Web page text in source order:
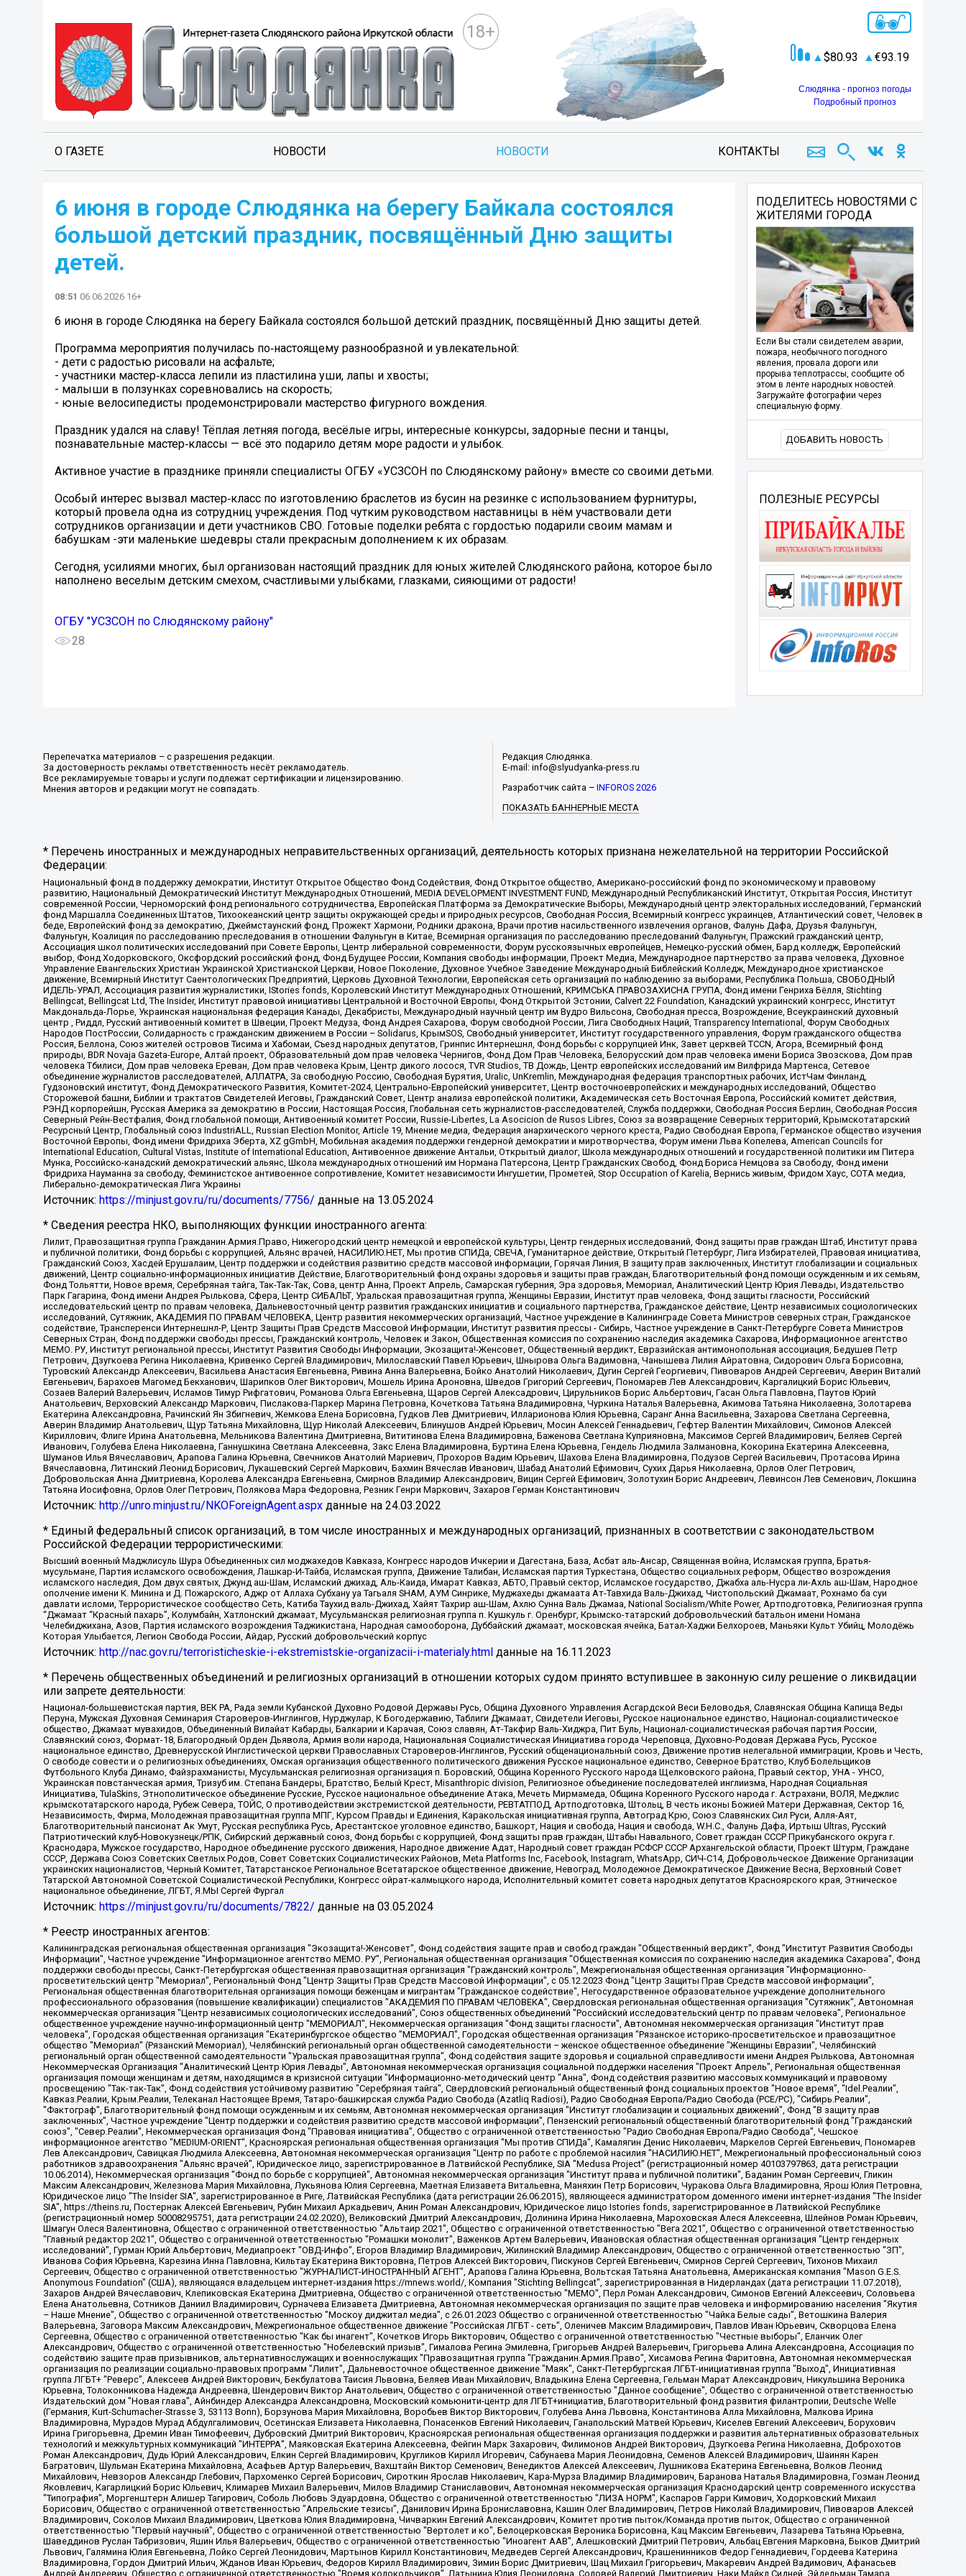
18+
80.93 93.19
Слюдянка - прогноз погоды
Подробный прогноз
О ГАЗЕТЕ НОВОСТИ НОВОСТИ КОНТАКТЫ
6 июня в городе Слюдянка на берегу Байкала состоялся
большой детский праздник, посвящённый Дню защиты
детей.
08:51 06.06.2026 16+
6 июня в городе Слюдянка на берегу Байкала состоялся большой детский праздник, посвящённый Дню защиты детей.
Программа мероприятия получилась по‑настоящему разнообразной и увлекательной:
- дети с радостью рисовали на асфальте;
- участники мастер‑класса лепили из пластилина уши, лапы и хвосты;
- малыши в ползунках соревновались на скорость;
- юные велосипедисты продемонстрировали мастерство фигурного вождения.
Праздник удался на славу! Тёплая летняя погода, весёлые игры, интересные конкурсы, задорные песни и танцы,
познавательные мастер‑классы — всё это подарило детям море радости и улыбок.
Активное участие в празднике приняли специалисты ОГБУ «УСЗСОН по Слюдянскому району» вместе со своими детьми.
Особый интерес вызвал мастер‑класс по изготовлению браслетов из бусин на резинке с использованием фурнитуры,
который провела одна из сотрудниц учреждения. Под чутким руководством наставницы в нём участвовали дети
сотрудников организации и дети участников СВО. Готовые поделки ребята с гордостью подарили своим мамам и
бабушкам -эти маленькие шедевры стали прекрасным дополнением к их образам.
Сегодня, усилиями многих, был организован настоящий праздник для юных жителей Слюдянского района, которое было
наполнено веселым детским смехом, счастливыми улыбками, глазками, сияющими от радости!
ОГБУ "УСЗСОН по Слюдянскому району"
28
ПОДЕЛИТЕСЬ НОВОСТЯМИ С
ЖИТЕЛЯМИ ГОРОДА
Если Вы стали свидетелем аварии,
пожара, необычного погодного
явления, провала дороги или
прорыва теплотрассы, сообщите об
этом в ленте народных новостей.
Загружайте фотографии через
специальную форму.
ДОБАВИТЬ НОВОСТЬ
ПОЛЕЗНЫЕ РЕСУРСЫ
Перепечатка материалов – с разрешения редакции.
За достоверность рекламы ответственность несёт рекламодатель.
Все рекламируемые товары и услуги подлежат сертификации и лицензированию.
Мнения авторов и редакции могут не совпадать.
Редакция Слюдянка.
E-mail: info@slyudyanka-press.ru
Разработчик сайта – INFOROS 2026
ПОКАЗАТЬ БАННЕРНЫЕ МЕСТА
* Перечень иностранных и международных неправительственных организаций, деятельность которых признана нежелательной на территории Российской
Федерации:
Национальный фонд в поддержку демократии, Институт Открытое Общество Фонд Содействия, Фонд Открытое общество, Американо-российский фонд по экономическому и правовому
развитию, Национальный Демократический Институт Международных Отношений, MEDIA DEVELOPMENT INVESTMENT FUND, Международный Республиканский Институт, Открытая Россия, Институт
современной России, Черноморский фонд регионального сотрудничества, Европейская Платформа за Демократические Выборы, Международный центр электоральных исследований, Германский
фонд Маршалла Соединенных Штатов, Тихоокеанский центр защиты окружающей среды и природных ресурсов, Свободная Россия, Всемирный конгресс украинцев, Атлантический совет, Человек в
беде, Европейский фонд за демократию, Джеймстаунский фонд, Прожект Хармони, Родники дракона, Врачи против насильственного извлечения органов, Фалунь Дафа, Друзья Фалуньгун,
Фалуньгун, Коалиция по расследованию преследования в отношении Фалуньгун в Китае, Всемирная организация по расследованию преследований Фалуньгун, Пражский гражданский центр,
Ассоциация школ политических исследований при Совете Европы, Центр либеральной современности, Форум русскоязычных европейцев, Немецко-русский обмен, Бард колледж, Европейский
выбор, Фонд Ходорковского, Оксфордский российский фонд, Фонд Будущее России, Компания свободы информации, Проект Медиа, Международное партнерство за права человека, Духовное
Управление Евангельских Христиан Украинской Христианской Церкви, Новое Поколение, Духовное Учебное Заведение Международный Библейский Колледж, Международное христианское
движение, Всемирный Институт Саентологических Предприятий, Церковь Духовной Технологии, Европейская сеть организаций по наблюдению за выборами, Республика Польша, СВОБОДНЫЙ
ИДЕЛЬ-УРАЛ, Ассоциация развития журналистики, IStories fonds, Королевский Институт Международных Отношений, КРИМСЬКА ПРАВОЗАХИСНА ГРУПА, Фонд имени Генриха Бёлля, Stichting
Bellingcat, Bellingcat Ltd, The Insider, Институт правовой инициативы Центральной и Восточной Европы, Фонд Открытой Эстонии, Calvert 22 Foundation, Канадский украинский конгресс, Институт
Макдональда-Лорье, Украинская национальная федерация Канады, Декабристы, Международный научный центр им Вудро Вильсона, Свободная пресса, Возрождение, Всеукраинский духовный
центр , Риддл, Русский антивоенный комитет в Швеции, Проект Медуза, Фонд Андрея Сахарова, Форум свободной России, Лига Свободных Наций, Transparеncy International, Форум Свободных
Народов ПостРоссии, Солидарность с гражданским движением в России – Solidarus, КрымSOS, Свободный университет, Институт государственного управления, Форум гражданского общества
Россия, Беллона, Союз жителей островов Тисима и Хабомаи, Съезд народных депутатов, Гринпис Интернешнл, Фонд борьбы с коррупцией Инк, Завет церквей TCCN, Агора, Всемирный фонд
природы, BDR Novaja Gazeta-Europe, Алтай проект, Образовательный дом прав человека Чернигов, Фонд Дом Прав Человека, Белорусский дом прав человека имени Бориса Звозскова, Дом прав
человека Тбилиси, Дом прав человека Ереван, Дом прав человека Крым, Центр дикого лосося, TVR Studios, ТВ Дождь, Центр европейских исследований им Вилфрида Мартенса, Сетевое
объединение журналистов расследователей, АЛЛАТРА, За свободную Россию, Свободная Бурятия, Uralic, UnKremlin, Международная федерация транспортных рабочих, ИстЧам Финланд,
Гудзоновский институт, Фонд Демократического Развития, Комитет-2024, Центрально-Европейский университет, Центр восточноевропейских и международных исследований, Общество
Сторожевой башни, Библии и трактатов Свидетелей Иеговы, Гражданский Совет, Центр анализа европейской политики, Академическая сеть Восточная Европа, Российский комитет действия,
РЭНД корпорейшн, Русская Америка за демократию в России, Настоящая Россия, Глобальная сеть журналистов-расследователей, Служба поддержки, Свободная Россия Берлин, Свободная Россия
Северный Рейн-Вестфалия, Фонд глобальной помощи, Антивоенный комитет России, Russie-Libertes, La Asocicion de Rusos Libres, Союз за возвращение Северных территорий, Крымскотатарский
Ресурсный Центр, Глобальный союз IndustriALL, Russian Election Monitor, Article 19, Мнение медиа, Федерация анархического черного креста, Радио Свободная Европа, Германское общество изучения
Восточной Европы, Фонд имени Фридриха Эберта, XZ gGmbH, Мобильная академия поддержки гендерной демократии и миротворчества, Форум имени Льва Копелева, American Councils for
International Education, Cultural Vistas, Institute of International Education, Антивоенное движение Антальи, Открытый диалог, Школа международных отношений и государственной политики им Питера
Мунка, Российско-канадский демократический альянс, Школа международных отношений им Нормана Патерсона, Центр Гражданских Свобод, Фонд Бориса Немцова за Свободу, Фонд имени
Фридриха Науманна за свободу, Феминистское антивоенное сопротивление, Комитет независимости Ингушетии, Прометей, Stop Occupation of Karelia, Вернись живым, Фридом Хаус, СОТА медиа,
Либерально-демократическая Лига Украины
Источник: https://minjust.gov.ru/ru/documents/7756/ данные на 13.05.2024
* Сведения реестра НКО, выполняющих функции иностранного агента:
Лилит, Правозащитная группа Гражданин.Армия.Право, Нижегородский центр немецкой и европейской культуры, Центр гендерных исследований, Фонд защиты прав граждан Штаб, Институт права
и публичной политики, Фонд борьбы с коррупцией, Альянс врачей, НАСИЛИЮ.НЕТ, Мы против СПИДа, СВЕЧА, Гуманитарное действие, Открытый Петербург, Лига Избирателей, Правовая инициатива,
Гражданский Союз, Хасдей Ерушалаим, Центр поддержки и содействия развитию средств массовой информации, Горячая Линия, В защиту прав заключенных, Институт глобализации и социальных
движений, Центр социально-информационных инициатив Действие, Благотворительный фонд охраны здоровья и защиты прав граждан, Благотворительный фонд помощи осужденным и их семьям,
Фонд Тольятти, Новое время, Серебряная тайга, Так-Так-Так, Сова, центр Анна, Проект Апрель, Самарская губерния, Эра здоровья, Мемориал, Аналитический Центр Юрия Левады, Издательство
Парк Гагарина, Фонд имени Андрея Рылькова, Сфера, Центр СИБАЛЬТ, Уральская правозащитная группа, Женщины Евразии, Институт прав человека, Фонд защиты гласности, Российский
исследовательский центр по правам человека, Дальневосточный центр развития гражданских инициатив и социального партнерства, Гражданское действие, Центр независимых социологических
исследований, Сутяжник, АКАДЕМИЯ ПО ПРАВАМ ЧЕЛОВЕКА, Центр развития некоммерческих организаций, Частное учреждение в Калининграде Совета Министров северных стран, Гражданское
содействие, Трансперенси Интернешнл-Р, Центр Защиты Прав Средств Массовой Информации, Институт развития прессы - Сибирь, Частное учреждение в Санкт-Петербурге Совета Министров
Северных Стран, Фонд поддержки свободы прессы, Гражданский контроль, Человек и Закон, Общественная комиссия по сохранению наследия академика Сахарова, Информационное агентство
МЕМО. РУ, Институт региональной прессы, Институт Развития Свободы Информации, Экозащита!-Женсовет, Общественный вердикт, Евразийская антимонопольная ассоциация, Бедушев Петр
Петрович, Дзугкоева Регина Николаевна, Кривенко Сергей Владимирович, Милославский Павел Юрьевич, Шнырова Ольга Вадимовна, Чанышева Лилия Айратовна, Сидорович Ольга Борисовна,
Туровский Александр Алексеевич, Васильева Анастасия Евгеньевна, Ривина Анна Валерьевна, Бойко Анатолий Николаевич, Дугин Сергей Георгиевич, Пивоваров Андрей Сергеевич, Аверин Виталий
Евгеньевич, Барахоев Магомед Бекханович, Шарипков Олег Викторович, Мошель Ирина Ароновна, Шведов Григорий Сергеевич, Пономарев Лев Александрович, Каргалицкий Борис Юльевич,
Созаев Валерий Валерьевич, Исламов Тимур Рифгатович, Романова Ольга Евгеньевна, Щаров Сергей Алексадрович, Цирульников Борис Альбертович, Гасан Ольга Павловна, Паутов Юрий
Анатольевич, Верховский Александр Маркович, Пислакова-Паркер Марина Петровна, Кочеткова Татьяна Владимировна, Чуркина Наталья Валерьевна, Акимова Татьяна Николаевна, Золотарева
Екатерина Александровна, Рачинский Ян Збигневич, Жемкова Елена Борисовна, Гудков Лев Дмитриевич, Илларионова Юлия Юрьевна, Саранг Анна Васильевна, Захарова Светлана Сергеевна,
Аверин Владимир Анатольевич, Щур Татьяна Михайловна, Щур Николай Алексеевич, Блинушов Андрей Юрьевич, Мосин Алексей Геннадьевич, Гефтер Валентин Михайлович, Симонов Алексей
Кириллович, Флиге Ирина Анатольевна, Мельникова Валентина Дмитриевна, Вититинова Елена Владимировна, Баженова Светлана Куприяновна, Максимов Сергей Владимирович, Беляев Сергей
Иванович, Голубева Елена Николаевна, Ганнушкина Светлана Алексеевна, Закс Елена Владимировна, Буртина Елена Юрьевна, Гендель Людмила Залмановна, Кокорина Екатерина Алексеевна,
Шуманов Илья Вячеславович, Арапова Галина Юрьевна, Свечников Анатолий Мариевич, Прохоров Вадим Юрьевич, Шахова Елена Владимировна, Подузов Сергей Васильевич, Протасова Ирина
Вячеславовна, Литинский Леонид Борисович, Лукашевский Сергей Маркович, Бахмин Вячеслав Иванович, Шабад Анатолий Ефимович, Сухих Дарья Николаевна, Орлов Олег Петрович,
Добровольская Анна Дмитриевна, Королева Александра Евгеньевна, Смирнов Владимир Александрович, Вицин Сергей Ефимович, Золотухин Борис Андреевич, Левинсон Лев Семенович, Локшина
Татьяна Иосифовна, Орлов Олег Петрович, Полякова Мара Федоровна, Резник Генри Маркович, Захаров Герман Константинович
Источник: http://unro.minjust.ru/NKOForeignAgent.aspx данные на 24.03.2022
* Единый федеральный список организаций, в том числе иностранных и международных организаций, признанных в соответствии с законодательством
Российской Федерации террористическими:
Высший военный Маджлисуль Шура Объединенных сил моджахедов Кавказа, Конгресс народов Ичкерии и Дагестана, База, Асбат аль-Ансар, Священная война, Исламская группа, Братья-
мусульмане, Партия исламского освобождения, Лашкар-И-Тайба, Исламская группа, Движение Талибан, Исламская партия Туркестана, Общество социальных реформ, Общество возрождения
исламского наследия, Дом двух святых, Джунд аш-Шам, Исламский джихад, Аль-Каида, Имарат Кавказ, АБТО, Правый сектор, Исламское государство, Джабха аль-Нусра ли-Ахль аш-Шам, Народное
ополчение имени К. Минина и Д. Пожарского, Аджр от Аллаха Субхану уа Тагьаля SHAM, АУМ Синрике, Муджахеды джамаата Ат-Тавхида Валь-Джихад, Чистопольский Джамаат, Рохнамо ба суи
давлати исломи, Террористическое сообщество Сеть, Катиба Таухид валь-Джихад, Хайят Тахрир аш-Шам, Ахлю Сунна Валь Джамаа, National Socialism/White Power, Артподготовка, Религиозная группа
“Джамаат “Красный пахарь”, Колумбайн, Хатлонский джамаат, Мусульманская религиозная группа п. Кушкуль г. Оренбург, Крымско-татарский добровольческий батальон имени Номана
Челебиджихана, Азов, Партия исламского возрождения Таджикистана, Народная самооборона, Дуббайский джамаат, московская ячейка, Батал-Хаджи Белхороев, Маньяки Культ Убийц, Молодёжь
Которая Улыбается, Легион Свобода России, Айдар, Русский добровольческий корпус
Источник: http://nac.gov.ru/terroristicheskie-i-ekstremistskie-organizacii-i-materialy.html данные на 16.11.2023
* Перечень общественных объединений и религиозных организаций в отношении которых судом принято вступившее в законную силу решение о ликвидации
или запрете деятельности:
Национал-большевистская партия, ВЕК РА, Рада земли Кубанской Духовно Родовой Державы Русь, Община Духовного Управления Асгардской Веси Беловодья, Славянская Община Капища Веды
Перуна, Мужская Духовная Семинария Староверов-Инглингов, Нурджулар, К Богодержавию, Таблиги Джамаат, Свидетели Иеговы, Русское национальное единство, Национал-социалистическое
общество, Джамаат мувахидов, Объединенный Вилайат Кабарды, Балкарии и Карачая, Союз славян, Ат-Такфир Валь-Хиджра, Пит Буль, Национал-социалистическая рабочая партия России,
Славянский союз, Формат-18, Благородный Орден Дьявола, Армия воли народа, Национальная Социалистическая Инициатива города Череповца, Духовно-Родовая Держава Русь, Русское
национальное единство, Древнерусской Инглистической церкви Православных Староверов-Инглингов, Русский общенациональный союз, Движение против нелегальной иммиграции, Кровь и Честь,
О свободе совести и о религиозных объединениях, Омская организация общественного политического движения Русское национальное единство, Северное Братство, Клуб Болельщиков
Футбольного Клуба Динамо, Файзрахманисты, Мусульманская религиозная организация п. Боровский, Община Коренного Русского народа Щелковского района, Правый сектор, УНА - УНСО,
Украинская повстанческая армия, Тризуб им. Степана Бандеры, Братство, Белый Крест, Misanthropic division, Религиозное объединение последователей инглиизма, Народная Социальная
Инициатива, TulaSkins, Этнополитическое объединение Русские, Русское национальное объединение Атака, Мечеть Мирмамеда, Община Коренного Русского народа г. Астрахани, ВОЛЯ, Меджлис
крымскотатарского народа, Рубеж Севера, ТОЙС, О противодействии экстремистской деятельности, РЕВТАТПОД, Артподготовка, Штольц, В честь иконы Божией Матери Державная, Сектор 16,
Независимость, Фирма, Молодежная правозащитная группа МПГ, Курсом Правды и Единения, Каракольская инициативная группа, Автоград Крю, Союз Славянских Сил Руси, Алля-Аят,
Благотворительный пансионат Ак Умут, Русская республика Русь, Арестантское уголовное единство, Башкорт, Нация и свобода, Нация и свобода, W.H.С., Фалунь Дафа, Иртыш Ultras, Русский
Патриотический клуб-Новокузнецк/РПК, Сибирский державный союз, Фонд борьбы с коррупцией, Фонд защиты прав граждан, Штабы Навального, Совет граждан СССР Прикубанского округа г.
Краснодара, Мужское государство, Народное объединение русского движения, Народное движение Адат, Народный совет граждан РСФСР СССР Архангельской области, Проект Штурм, Граждане
СССР, Держава Союз Советских Светлых Родов, Совет Советских Социалистических Районов, Meta Platforms Inc, Facebook, Instagram, WhatsApp, СИЧ-С14, Добровольческое Движение Организации
украинских националистов, Черный Комитет, Татарстанское Региональное Всетатарское общественное движение, Невоград, Молодежное Демократическое Движение Весна, Верховный Совет
Татарской Автономной Советской Социалистической Республики, Конгресс ойрат-калмыцкого народа, Исполнительный комитет совета народных депутатов Красноярского края, Этническое
национальное объединение, ЛГБТ, Я.МЫ Сергей Фургал
Источник: https://minjust.gov.ru/ru/documents/7822/ данные на 03.05.2024
* Реестр иностранных агентов:
Калининградская региональная общественная организация "Экозащита!-Женсовет", Фонд содействия защите прав и свобод граждан "Общественный вердикт", Фонд "Институт Развития Свободы Информации", Частное учреждение "Информационное агентство МЕМО. РУ", Региональная общественная организация "Общественная комиссия по сохранению наследия академика Сахарова", Фонд поддержки свободы прессы, Санкт-Петербургская общественная правозащитная организация "Гражданский контроль", Межрегиональная общественная организация "Информационно-просветительский центр "Мемориал", Региональный Фонд "Центр Защиты Прав Средств Массовой Информации", с 05.12.2023 Фонд "Центр Защиты Прав Средств массовой информации", Региональная общественная благотворительная организация помощи беженцам и мигрантам "Гражданское содействие", Негосударственное образовательное учреждение дополнительного профессионального образования (повышение квалификации) специалистов "АКАДЕМИЯ ПО ПРАВАМ ЧЕЛОВЕКА", Свердловская региональная общественная организация "Сутяжник", Автономная некоммерческая организация "Центр независимых социологических исследований", Союз общественных объединений "Российский исследовательский центр по правам человека", Региональное общественное учреждение научно-информационный центр "МЕМОРИАЛ", Некоммерческая организация "Фонд защиты гласности", Автономная некоммерческая организация "Институт прав человека", Городская общественная организация "Екатеринбургское общество "МЕМОРИАЛ", Городская общественная организация "Рязанское историко-просветительское и правозащитное общество "Мемориал" (Рязанский Мемориал), Челябинский региональный орган общественной самодеятельности – женское общественное объединение "Женщины Евразии", Челябинский региональный орган общественной самодеятельности "Уральская правозащитная группа", Фонд содействия защите здоровья и социальной справедливости имени Андрея Рылькова, Автономная Некоммерческая Организация "Аналитический Центр Юрия Левады", Автономная некоммерческая организация социальной поддержки населения "Проект Апрель", Региональная общественная организация помощи женщинам и детям, находящимся в кризисной ситуации "Информационно-методический центр "Анна", Фонд содействия развитию массовых коммуникаций и правовому просвещению "Так-так-Так", Фонд содействия устойчивому развитию "Серебряная тайга", Свердловский региональный общественный фонд социальных проектов "Новое время", "Idel.Реалии", Кавказ.Реалии, Крым.Реалии, Телеканал Настоящее Время, Татаро-башкирская служба Радио Свобода (Azatliq Radiosi), Радио Свободная Европа/Радио Свобода (PCE/PC), "Сибирь.Реалии", "Фактограф", Благотворительный фонд помощи осужденным и их семьям, Автономная некоммерческая организация "Институт глобализации и социальных движений", Фонд "В защиту прав заключенных", Частное учреждение "Центр поддержки и содействия развитию средств массовой информации", Пензенский региональный общественный благотворительный фонд "Гражданский союз", "Север.Реалии", Некоммерческая организация Фонд "Правовая инициатива", Общество с ограниченной ответственностью "Радио Свободная Европа/Радио Свобода", Чешское информационное агентство "MEDIUM-ORIENT", Красноярская региональная общественная организация "Мы против СПИДа", Камалягин Денис Николаевич, Маркелов Сергей Евгеньевич, Пономарев Лев Александрович, Савицкая Людмила Алексеевна, Автономная некоммерческая организация "Центр по работе с проблемой насилия "НАСИЛИЮ.НЕТ", Межрегиональный профессиональный союз работников здравоохранения "Альянс врачей", Юридическое лицо, зарегистрированное в Латвийской Республике, SIA "Medusa Project" (регистрационный номер 40103797863, дата регистрации 10.06.2014), Некоммерческая организация "Фонд по борьбе с коррупцией", Автономная некоммерческая организация "Институт права и публичной политики", Баданин Роман Сергеевич, Гликин Максим Александрович, Железнова Мария Михайловна, Лукьянова Юлия Сергеевна, Маетная Елизавета Витальевна, Маняхин Петр Борисович, Чуракова Ольга Владимировна, Ярош Юлия Петровна, Юридическое лицо "The Insider SIA", зарегистрированное в Риге, Латвийская Республика (дата регистрации 26.06.2015), являющееся администратором доменного имени интернет-издания "The Insider SIA", https://theins.ru, Постернак Алексей Евгеньевич, Рубин Михаил Аркадьевич, Анин Роман Александрович, Юридическое лицо Istories fonds, зарегистрированное в Латвийской Республике (регистрационный номер 50008295751, дата регистрации 24.02.2020), Великовский Дмитрий Александрович, Долинина Ирина Николаевна, Мароховская Алеся Алексеевна, Шлейнов Роман Юрьевич, Шмагун Олеся Валентиновна, Общество с ограниченной ответственностью "Альтаир 2021", Общество с ограниченной ответственностью "Вега 2021", Общество с ограниченной ответственностью "Главный редактор 2021", Общество с ограниченной ответственностью "Ромашки монолит", Важенков Артем Валерьевич, Ивановская областная общественная организация "Центр гендерных исследований", Гурман Юрий Альбертович, Медиапроект "ОВД-Инфо", Егоров Владимир Владимирович, Жилинский Владимир Александрович, Общество с ограниченной ответственностью "ЗП", Иванова София Юрьевна, Карезина Инна Павловна, Кильтау Екатерина Викторовна, Петров Алексей Викторович, Пискунов Сергей Евгеньевич, Смирнов Сергей Сергеевич, Тихонов Михаил Сергеевич, Общество с ограниченной ответственностью "ЖУРНАЛИСТ-ИНОСТРАННЫЙ АГЕНТ", Арапова Галина Юрьевна, Вольтская Татьяна Анатольевна, Американская компания "Mason G.E.S. Anonymous Foundation" (США), являющаяся владельцем интернет-издания https://mnews.world/, Компания "Stichting Bellingcat", зарегистрированная в Нидерландах (дата регистрации 11.07.2018), Захаров Андрей Вячеславович, Клепиковская Екатерина Дмитриевна, Общество с ограниченной ответственностью "МЕМО", Перл Роман Александрович, Симонов Евгений Алексеевич, Соловьева Елена Анатольевна, Сотников Даниил Владимирович, Сурначева Елизавета Дмитриевна, Автономная некоммерческая организация по защите прав человека и информированию населения "Якутия – Наше Мнение", Общество с ограниченной ответственностью "Москоу диджитал медиа", с 26.01.2023 Общество с ограниченной ответственностью "Чайка Белые сады", Ветошкина Валерия Валерьевна, Заговора Максим Александрович, Межрегиональное общественное движение "Российская ЛГБТ - сеть", Оленичев Максим Владимирович, Павлов Иван Юрьевич, Скворцова Елена Сергеевна, Общество с ограниченной ответственностью "Как бы инагент", Кочетков Игорь Викторович, Общество с ограниченной ответственностью "Честные выборы", Еланчик Олег Александрович, Общество с ограниченной ответственностью "Нобелевский призыв", Гималова Регина Эмилевна, Григорьев Андрей Валерьевич, Григорьева Алина Александровна, Ассоциация по содействию защите прав призывников, альтернативнослужащих и военнослужащих "Правозащитная группа "Гражданин.Армия.Право", Хисамова Регина Фаритовна, Автономная некоммерческая организация по реализации социально-правовых программ "Лилит", Дальневосточное общественное движение "Маяк", Санкт-Петербургская ЛГБТ-инициативная группа "Выход", Инициативная группа ЛГБТ+ "Реверс", Алексеев Андрей Викторович, Бекбулатова Таисия Львовна, Беляев Иван Михайлович, Владыкина Елена Сергеевна, Гельман Марат Александрович, Никульшина Вероника Юрьевна, Толоконникова Надежда Андреевна, Шендерович Виктор Анатольевич, Общество с ограниченной ответственностью "Данное сообщение", Общество с ограниченной ответственностью Издательский дом "Новая глава", Айнбиндер Александра Александровна, Московский комьюнити-центр для ЛГБТ+инициатив, Благотворительный фонд развития филантропии, Deutsche Welle (Германия, Kurt-Schumacher-Strasse 3, 53113 Bonn), Борзунова Мария Михайловна, Воробьев Виктор Викторович, Голубева Анна Львовна, Константинова Алла Михайловна, Малкова Ирина Владимировна, Мурадов Мурад Абдулгалимович, Осетинская Елизавета Николаевна, Понасенков Евгений Николаевич, Ганапольский Матвей Юрьевич, Киселев Евгений Алексеевич, Борухович Ирина Григорьевна, Дремин Иван Тимофеевич, Дубровский Дмитрий Викторович, Красноярская региональная общественная организация поддержки и развития альтернативных образовательных технологий и межкультурных коммуникаций "ИНТЕРРА", Маяковская Екатерина Алексеевна, Фейгин Марк Захарович, Филимонов Андрей Викторович, Дзугкоева Регина Николаевна, Доброхотов Роман Александрович, Дудь Юрий Александрович, Елкин Сергей Владимирович, Кругликов Кирилл Игоревич, Сабунаева Мария Леонидовна, Семенов Алексей Владимирович, Шаинян Карен Багратович, Шульман Екатерина Михайловна, Асафьев Артур Валерьевич, Вахштайн Виктор Семенович, Венедиктов Алексей Алексеевич, Лушникова Екатерина Евгеньевна, Волков Леонид Михайлович, Невзоров Александр Глебович, Пархоменко Сергей Борисович, Сироткин Ярослав Николаевич, Кара-Мурза Владимир Владимирович, Баранова Наталья Владимировна, Гозман Леонид Яковлевич, Кагарлицкий Борис Юльевич, Климарев Михаил Валерьевич, Милов Владимир Станиславович, Автономная некоммерческая организация Краснодарский центр современного искусства "Типография", Моргенштерн Алишер Тагирович, Соболь Любовь Эдуардовна, Общество с ограниченной ответственностью "ЛИЗА НОРМ", Каспаров Гарри Кимович, Ходорковский Михаил Борисович, Общество с ограниченной ответственностью "Апрельские тезисы", Данилович Ирина Брониславовна, Кашин Олег Владимирович, Петров Николай Владимирович, Пивоваров Алексей Владимирович, Соколов Михаил Владимирович, Цветкова Юлия Владимировна, Чичваркин Евгений Александрович, Комитет против пыток/Команда против пыток, Общество с ограниченной ответственностью "Первый научный", Общество с ограниченной ответственностью "Вертолет и ко", Белоцерковская Вероника Борисовна, Кац Максим Евгеньевич, Лазарева Татьяна Юрьевна, Шаведдинов Руслан Табризович, Яшин Илья Валерьевич, Общество с ограниченной ответственностью "Иноагент ААВ", Алешковский Дмитрий Петрович, Альбац Евгения Марковна, Быков Дмитрий Львович, Галямина Юлия Евгеньевна, Лойко Сергей Леонидович, Мартынов Кирилл Константинович, Медведев Сергей Александрович, Крашенинников Федор Геннадиевич, Гордеева Катерина Вл